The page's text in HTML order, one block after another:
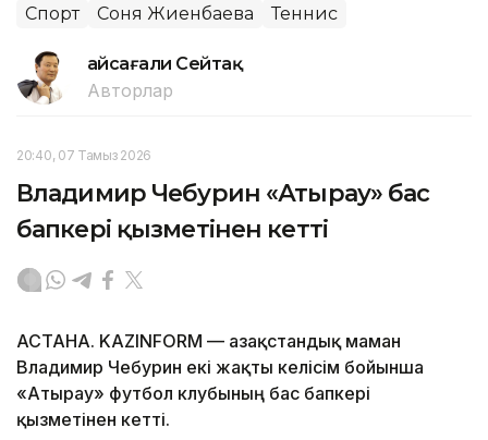
Спорт Соня Жиенбаева Теннис
Ғайсағали Сейтақ
Авторлар
20:40, 07 Тамыз 2026
Владимир Чебурин «Атырау» бас
бапкері қызметінен кетті
АСТАНА. KAZINFORM — Қазақстандық маман
Владимир Чебурин екі жақты келісім бойынша
«Атырау» футбол клубының бас бапкері
қызметінен кетті.